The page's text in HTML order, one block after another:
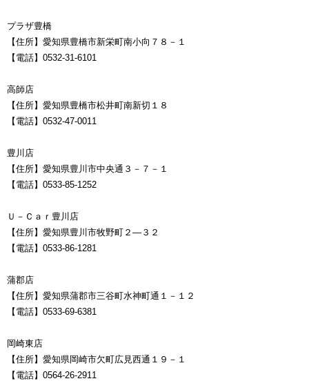
プラザ豊橋
【住所】愛知県豊橋市新栄町南小向７８－１
【電話】0532-31-6101
高師店
【住所】愛知県豊橋市松井町南新切１８
【電話】0532-47-0011
豊川店
【住所】愛知県豊川市中央通３－７－１
【電話】0533-85-1252
Ｕ－Ｃａｒ豊川店
【住所】愛知県豊川市牧野町２―３２
【電話】0533-86-1281
蒲郡店
【住所】愛知県蒲郡市三谷町水神町通１－１２
【電話】0533-69-6381
岡崎東店
【住所】愛知県岡崎市欠町広見西通１９－１
【電話】0564-26-2911